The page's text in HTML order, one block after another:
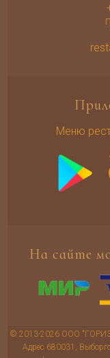
Меню
На сайте
© 2013-2026 ООО
Адрес 680031,